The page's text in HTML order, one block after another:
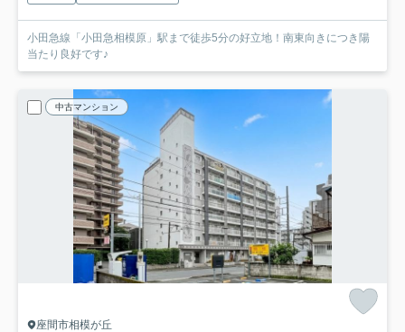
小田急線「小田急相模原」駅まで徒歩5分の好立地！南東向きにつき陽
当たり良好です♪
中古マンション
座間市相模が丘